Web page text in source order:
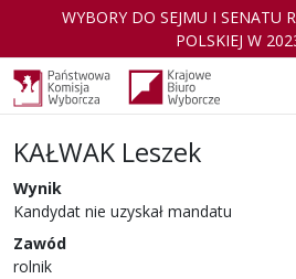
WYBORY DO SEJMU I SENATU
POLSKIEJ W
KAŁWAK Leszek
Wynik
Kandydat nie uzyskał mandatu
Zawód
rolnik